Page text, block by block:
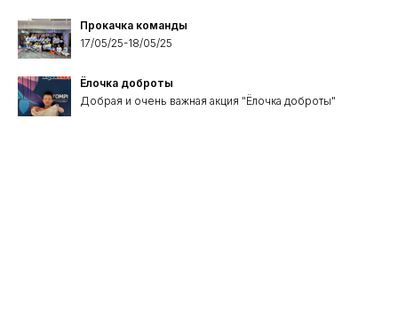
Прокачка команды
17/05/25-18/05/25
Ёлочка доброты
Добрая и очень важная акция "Ёлочка доброты"